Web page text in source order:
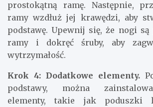
prostokątną ramę. Następnie,
ramy wzdłuż jej krawędzi, aby
podstawę. Upewnij się, że nogi są
ramy i dokręć śruby, aby
wytrzymałość.
Krok 4: Dodatkowe elementy.
podstawy, można
elementy, takie jak poduszki